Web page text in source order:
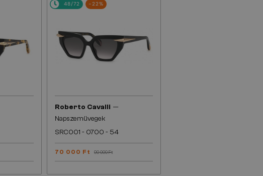
48/72 -22%
Roberto Cavalli —
Napszemüvegek
SRC001 - 0700 - 54
70 000 Ft 90 000 Ft